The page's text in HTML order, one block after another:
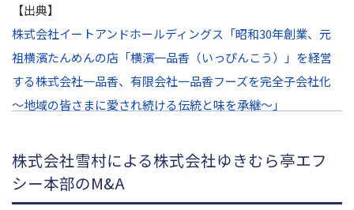
【出典】
株式会社イートアンドホールディングス「昭和30年創業、元
祖横濱たんめんの店「横濱一品香（いっぴんこう）」を経営
する株式会社一品香、有限会社一品香フーズを完全子会社化
～地域の皆さまに愛され続ける伝統と味を承継～」
株式会社雪村による株式会社ゆきむら亭エフ
シー本部のM&A